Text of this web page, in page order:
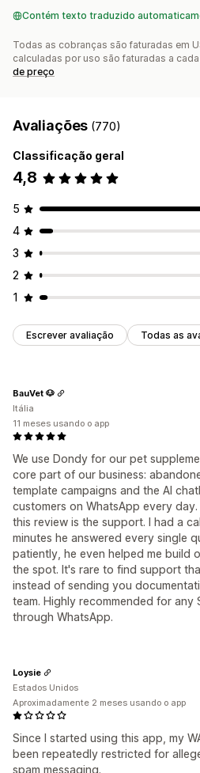
Contém texto traduzido
Todas as cobranças são faturadas em
calculadas por uso são faturadas a
de preço
Avaliações (770)
Classificação geral
4,8
5
4
3
2
1
Escrever avaliação Todas as
We use Dondy for our pet
core part of our business:
template campaigns and the AI
customers on WhatsApp every
this review is the support. I had a
minutes he answered every single
patiently, he even helped me build
the spot. It's rare to find support
instead of sending you
team. Highly recommended for any
through WhatsApp.
BauVet 🐶
Itália
11 meses usando o app
Since I started using this app, my
been repeatedly restricted for
spam messaging.
Loysie
Estados Unidos
Aproximadamente 2 meses usando o app